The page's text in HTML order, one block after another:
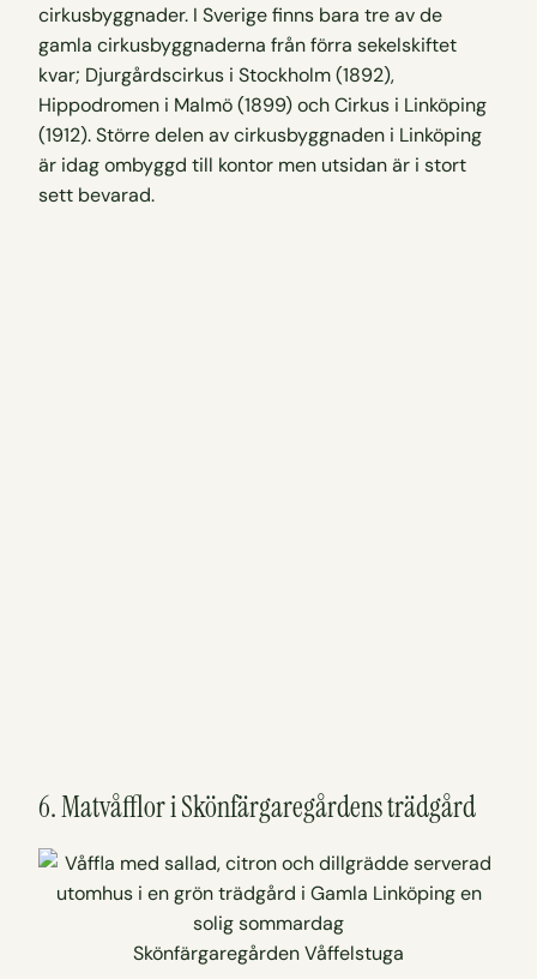
cirkusbyggnader. I Sverige finns bara tre av de
gamla cirkusbyggnaderna från förra sekelskiftet
kvar; Djurgårdscirkus i Stockholm (1892),
Hippodromen i Malmö (1899) och Cirkus i Linköping
(1912). Större delen av cirkusbyggnaden i Linköping
är idag ombyggd till kontor men utsidan är i stort
sett bevarad.
6. Matvåfflor i Skönfärgaregårdens trädgård
Skönfärgaregården Våffelstuga